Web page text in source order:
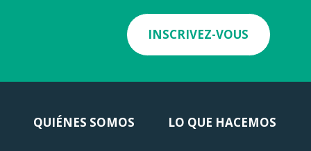
INSCRIVEZ-VOUS
QUIÉNES SOMOS LO QUE HACEMOS